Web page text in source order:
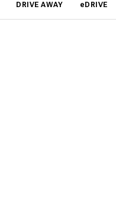
DRIVE AWAY eDRIVE